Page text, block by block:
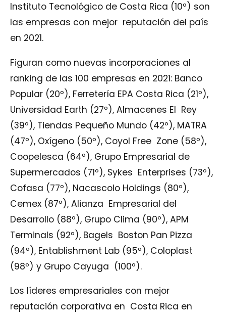
Instituto Tecnológico de Costa Rica (10º) son
las empresas con mejor reputación del país
en 2021.
Figuran como nuevas incorporaciones al
ranking de las 100 empresas en 2021: Banco
Popular (20º), Ferretería EPA Costa Rica (21º),
Universidad Earth (27º), Almacenes El Rey
(39º), Tiendas Pequeño Mundo (42º), MATRA
(47º), Oxígeno (50º), Coyol Free Zone (58º),
Coopelesca (64º), Grupo Empresarial de
Supermercados (71º), Sykes Enterprises (73º),
Cofasa (77º), Nacascolo Holdings (80º),
Cemex (87º), Alianza Empresarial del
Desarrollo (88º), Grupo Clima (90º), APM
Terminals (92º), Bagels Boston Pan Pizza
(94º), Entablishment Lab (95º), Coloplast
(98º) y Grupo Cayuga (100º).
Los líderes empresariales con mejor
reputación corporativa en Costa Rica en